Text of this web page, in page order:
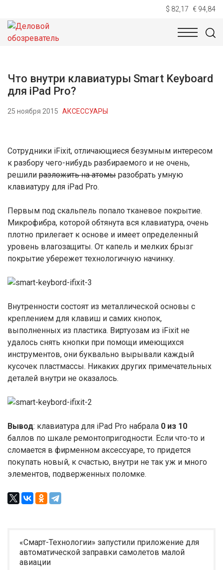
$ 82,17 € 94,84
НОВОСТИ
Что внутри клавиатуры Smart Keyboard
для iPad Pro?
25 ноября 2015 АКСЕССУАРЫ
Сотрудники iFixit, отличающиеся безумным интересом
к разбору чего-нибудь разбираемого и не очень,
решили разложить на атомы разобрать умную
клавиатуру для iPad Pro.
Первым под скальпель попало тканевое покрытие.
Микрофибра, которой обтянута вся клавиатура, очень
плотно прилегает к основе и имеет определенный
уровень влагозащиты. От капель и мелких брызг
покрытие убережет технологичную начинку.
Внутренности состоят из металлической основы с
креплением для клавиш и самих кнопок,
выполненных из пластика. Виртуозам из iFixit не
удалось снять кнопки при помощи имеющихся
инструментов, они буквально вырывали каждый
кусочек пластмассы. Никаких других примечательных
деталей внутри не оказалось.
Вывод: клавиатура для iPad Pro набрала 0 из 10
баллов по шкале ремонтопригодности. Если что-то и
сломается в фирменном аксессуаре, то придется
покупать новый, к счастью, внутри не так уж и много
элементов, подверженных поломке.
«Смарт-Технологии» запустили приложение для
автоматической заправки самолетов малой
авиации